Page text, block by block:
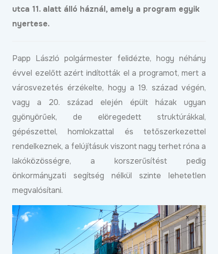
utca 11. alatt álló háznál, amely a program egyik
nyertese.
Papp László polgármester felidézte, hogy néhány
évvel ezelőtt azért indították el a programot, mert a
városvezetés érzékelte, hogy a 19. század végén,
vagy a 20. század elején épült házak ugyan
gyönyörűek, de elöregedett struktúrákkal,
gépészettel, homlokzattal és tetőszerkezettel
rendelkeznek, a felújításuk viszont nagy terhet róna a
lakóközösségre, a korszerűsítést pedig
önkormányzati segítség nélkül szinte lehetetlen
megvalósítani.